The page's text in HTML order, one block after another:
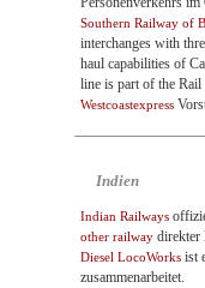
Southern Railway of
interchanges with
haul capabilities of
line is part of the
Westcoastexpress
Indien
Indian Railways
other railway direkter
Diesel LocoWorks ist
zusammenarbeitet.